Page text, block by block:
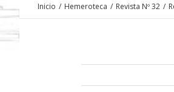
Inicio / Hemeroteca / Revista Nº 32 /